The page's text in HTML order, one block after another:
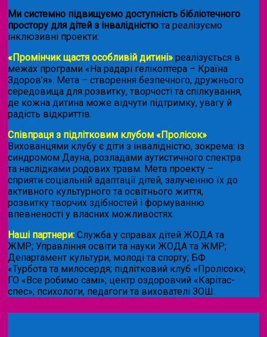
Ми системно підвищуємо доступність бібліотечного
простору для дітей з інвалідністю та реалізуємо
інклюзивні проекти:
«Промінчик щастя особливій дитині» реалізується в
межах програми «На радарі гелікоптера – Країна
Здоров’я». Мета – створення безпечного, дружнього
середовища для розвитку, творчості та спілкування,
де кожна дитина може відчути підтримку, увагу й
радість відкриттів.
Співпраця з підлітковим клубом «Пролісок».
Вихованцями клубу є діти з інвалідністю, зокрема: із
синдромом Дауна, розладами аутистичного спектра
та наслідками родових травм. Мета проекту –
сприяти соціальній адаптації дітей, залученню їх до
активного культурного та освітнього життя,
розвитку творчих здібностей і формуванню
впевненості у власних можливостях.
Наші партнери: Служба у справах дітей ЖОДА та
ЖМР; Управління освіти та науки ЖОДА та ЖМР;
Департамент культури, молоді та спорту; БФ
«Турбота та милосердя; підлітковий клуб «Пролісок»;
ГО «Все робимо самі»; центр оздоровчий «Карітас-
спес»; психологи, педагоги та вихователі ЗОШ.